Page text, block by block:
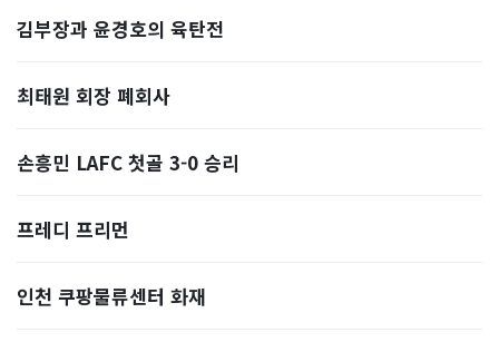
김부장과 윤경호의 육탄전
최태원 회장 폐회사
손흥민 LAFC 첫골 3-0 승리
프레디 프리먼
인천 쿠팡물류센터 화재